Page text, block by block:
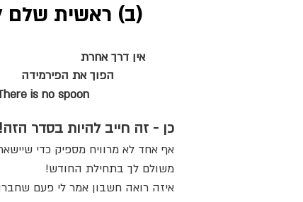
(ב) ראשית שלם לעצמך 10%. רק אח"כ חלק את 90%
אין דרך אחרת
הפוך את הפירמידה
is no spoon
כן - זה חייב להיות בסדר הזה!
אף אחד לא מרוויח מספיק כדי
משולם לך בתחילת החודש!
איזה רואה חשבון אמר לי פעם